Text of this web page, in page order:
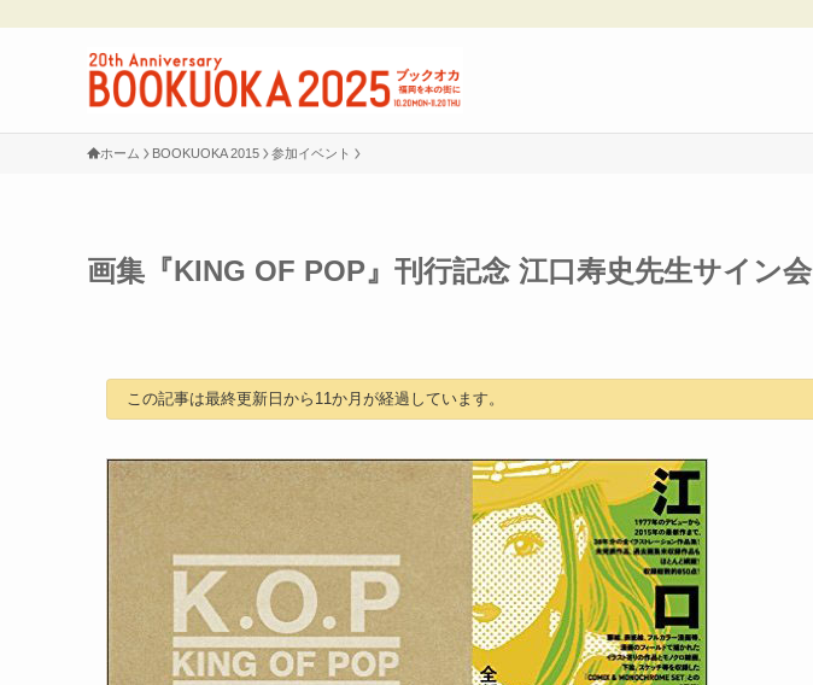
ホーム BOOKUOKA 2015 参加イベント
画集『KING OF POP』刊行記念 江口寿史先生サイン会
この記事は最終更新日から11か月が経過しています。